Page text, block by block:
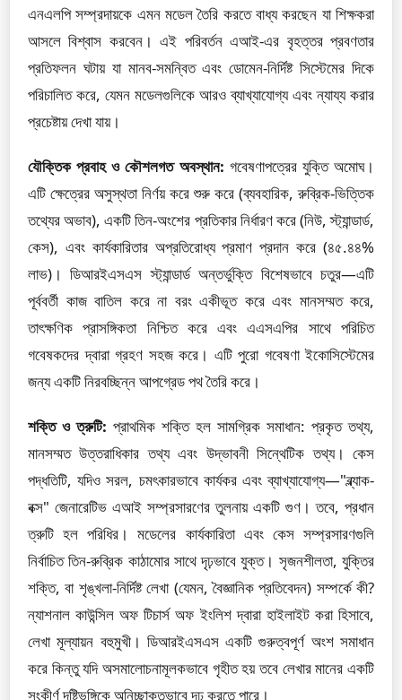
এনএলপি সম্প্রদায়কে এমন মডেল তৈরি করতে বাধ্য করছেন যা শিক্ষকরা
আসলে বিশ্বাস করবেন। এই পরিবর্তন এআই-এর বৃহত্তর প্রবণতার
প্রতিফলন ঘটায় যা মানব-সমন্বিত এবং ডোমেন-নির্দিষ্ট সিস্টেমের দিকে
পরিচালিত করে, যেমন মডেলগুলিকে আরও ব্যাখ্যাযোগ্য এবং ন্যায্য করার
প্রচেষ্টায় দেখা যায়।
যৌক্তিক প্রবাহ ও কৌশলগত অবস্থান: গবেষণাপত্রের যুক্তি অমোঘ।
এটি ক্ষেত্রের অসুস্থতা নির্ণয় করে শুরু করে (ব্যবহারিক, রুব্রিক-ভিত্তিক
তথ্যের অভাব), একটি তিন-অংশের প্রতিকার নির্ধারণ করে (নিউ, স্ট্যান্ডার্ড,
কেস), এবং কার্যকারিতার অপ্রতিরোধ্য প্রমাণ প্রদান করে (৪৫.৪৪%
লাভ)। ডিআরইএসএস স্ট্যান্ডার্ড অন্তর্ভুক্তি বিশেষভাবে চতুর—এটি
পূর্ববর্তী কাজ বাতিল করে না বরং একীভূত করে এবং মানসম্মত করে,
তাৎক্ষণিক প্রাসঙ্গিকতা নিশ্চিত করে এবং এএসএপির সাথে পরিচিত
গবেষকদের দ্বারা গ্রহণ সহজ করে। এটি পুরো গবেষণা ইকোসিস্টেমের
জন্য একটি নিরবচ্ছিন্ন আপগ্রেড পথ তৈরি করে।
শক্তি ও ত্রুটি: প্রাথমিক শক্তি হল সামগ্রিক সমাধান: প্রকৃত তথ্য,
মানসম্মত উত্তরাধিকার তথ্য এবং উদ্ভাবনী সিন্থেটিক তথ্য। কেস
পদ্ধতিটি, যদিও সরল, চমৎকারভাবে কার্যকর এবং ব্যাখ্যাযোগ্য—"ব্ল্যাক-
বক্স" জেনারেটিভ এআই সম্প্রসারণের তুলনায় একটি গুণ। তবে, প্রধান
ত্রুটি হল পরিধির। মডেলের কার্যকারিতা এবং কেস সম্প্রসারণগুলি
নির্বাচিত তিন-রুব্রিক কাঠামোর সাথে দৃঢ়ভাবে যুক্ত। সৃজনশীলতা, যুক্তির
শক্তি, বা শৃঙ্খলা-নির্দিষ্ট লেখা (যেমন, বৈজ্ঞানিক প্রতিবেদন) সম্পর্কে কী?
ন্যাশনাল কাউন্সিল অফ টিচার্স অফ ইংলিশ দ্বারা হাইলাইট করা হিসাবে,
লেখা মূল্যায়ন বহুমুখী। ডিআরইএসএস একটি গুরুত্বপূর্ণ অংশ সমাধান
করে কিন্তু যদি অসমালোচনামূলকভাবে গৃহীত হয় তবে লেখার মানের একটি
সংকীর্ণ দৃষ্টিভঙ্গিকে অনিচ্ছাকৃতভাবে দৃঢ় করতে পারে।